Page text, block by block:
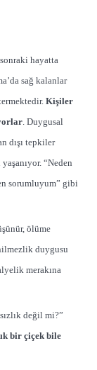
hayatta
sağ kalanlar
Kişiler
. Duygusal
dışı tepkiler
“Neden
sorumluyum” gibi
ölüme
duygusu
merakına
değil mi?”
bir çiçek bile